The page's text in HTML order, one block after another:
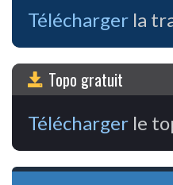
Télécharger la
Topo gratuit
Télécharger le